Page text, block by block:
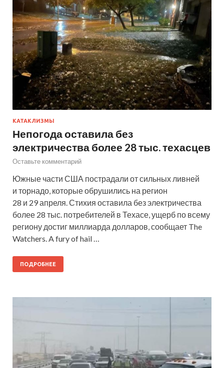
КАТАКЛИЗМЫ
Непогода оставила без
электричества более 28 тыс. техасцев
Оставьте комментарий
Южные части США пострадали от сильных ливней
и торнадо, которые обрушились на регион
28 и 29 апреля. Стихия оставила без электричества
более 28 тыс. потребителей в Техасе, ущерб по всему
региону достиг миллиарда долларов, сообщает The
Watchers. A fury of hail …
ПОДРОБНЕЕ